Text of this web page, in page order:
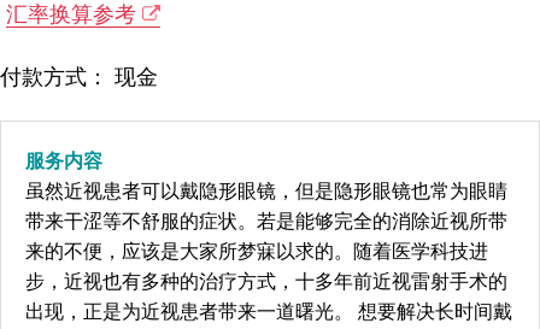
汇率换算参考
付款方式： 现金
服务内容
虽然近视患者可以戴隐形眼镜，但是隐形眼镜也常为眼睛
带来干涩等不舒服的症状。若是能够完全的消除近视所带
来的不便，应该是大家所梦寐以求的。随着医学科技进
步，近视也有多种的治疗方式，十多年前近视雷射手术的
出现，正是为近视患者带来一道曙光。 想要解决长时间戴